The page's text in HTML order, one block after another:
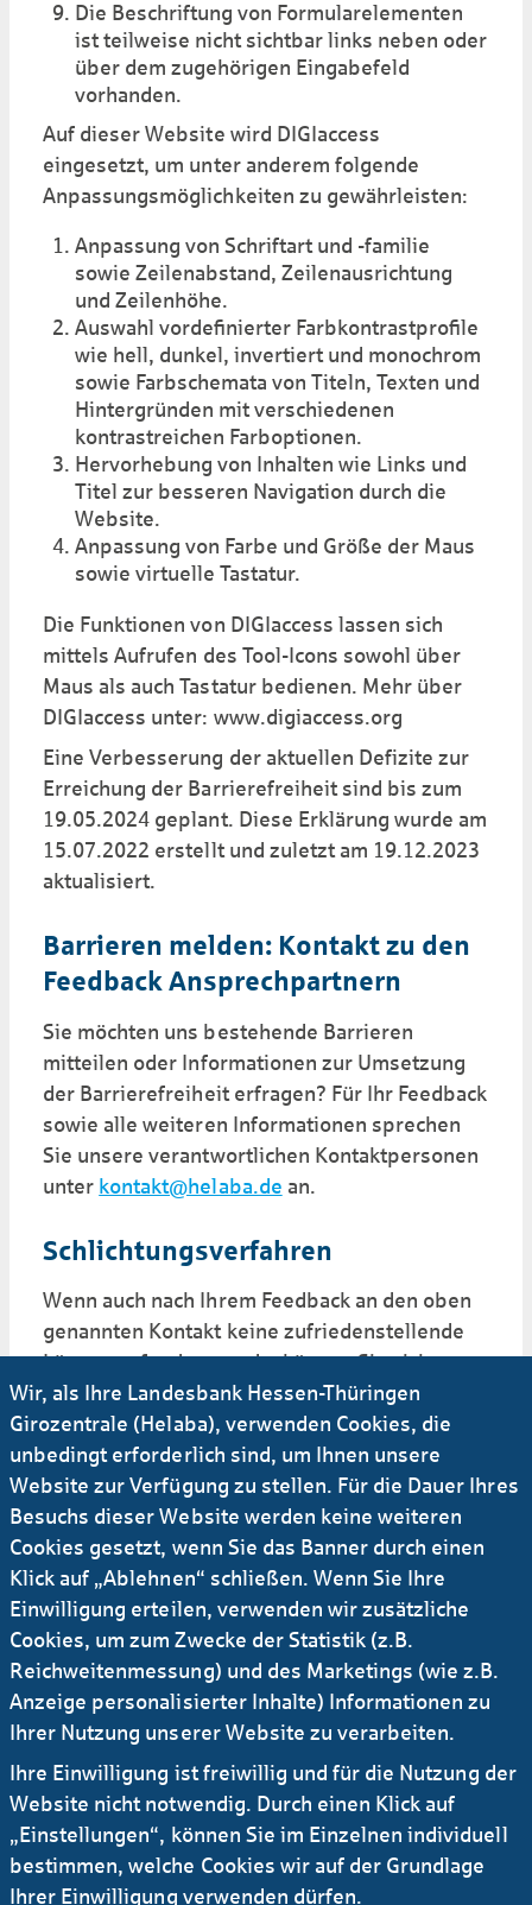
Die Beschriftung von Formularelementen
ist teilweise nicht sichtbar links neben oder
über dem zugehörigen Eingabefeld
vorhanden.
Auf dieser Website wird DIGIaccess
eingesetzt, um unter anderem folgende
Anpassungs­möglichkeiten zu gewährleisten:
Anpassung von Schriftart und -familie
sowie Zeilenabstand, Zeilenausrichtung
und Zeilenhöhe.
Auswahl vordefinierter Farbkontrastprofile
wie hell, dunkel, invertiert und monochrom
sowie Farbschemata von Titeln, Texten und
Hintergründen mit verschiedenen
kontrastreichen Farboptionen.
Hervorhebung von Inhalten wie Links und
Titel zur besseren Navigation durch die
Website.
Anpassung von Farbe und Größe der Maus
sowie virtuelle Tastatur.
Die Funktionen von DIGIaccess lassen sich
mittels Aufrufen des Tool-Icons sowohl über
Maus als auch Tastatur bedienen. Mehr über
DIGIaccess unter: www.digiaccess.org
Eine Verbesserung der aktuellen Defizite zur
Erreichung der Barrierefreiheit sind bis zum
19.05.2024 geplant. Diese Erklärung wurde am
15.07.2022 erstellt und zuletzt am 19.12.2023
aktualisiert.
Barrieren melden: Kontakt zu den
Feedback Ansprechpartnern
Sie möchten uns bestehende Barrieren
mitteilen oder Informationen zur Umsetzung
der Barrierefreiheit erfragen? Für Ihr Feedback
sowie alle weiteren Informationen sprechen
Sie unsere verantwortlichen Kontaktpersonen
unter kontakt@helaba.de an.
Schlichtungsverfahren
Wenn auch nach Ihrem Feedback an den oben
genannten Kontakt keine zufriedenstellende
Lösung gefunden wurde, können Sie sich an
die Schlichtungsstelle nach § 16 BGG wenden.
Die Schlichtungsstelle BGG hat die Aufgabe,
bei Konflikten zum Thema Barrierefreiheit
zwischen Menschen mit Behinderungen und
öffentlichen Stellen des Bundes eine
außergerichtliche Streitbeilegung zu
unterstützen. Das Schlichtungsverfahren ist
kostenlos. Es muss kein Rechtsbeistand
eingeschaltet werden.
Weitere Informationen zum
Schlichtungsverfahren und den Möglichkeiten
www.schlichtungsstelle-bgg.de.
Direkt kontaktieren können Sie die
Schlichtungsstelle BGG unter
info@schlichtungsstelle-bgg.de.
Wir, als Ihre Landesbank Hessen-Thüringen
Girozentrale (Helaba), verwenden Cookies, die
unbedingt erforderlich sind, um Ihnen unsere
Website zur Verfügung zu stellen. Für die Dauer Ihres
Besuchs dieser Website werden keine weiteren
Cookies gesetzt, wenn Sie das Banner durch einen
Klick auf „Ablehnen“ schließen. Wenn Sie Ihre
Einwilligung erteilen, verwenden wir zusätzliche
Cookies, um zum Zwecke der Statistik (z.B.
Reichweitenmessung) und des Marketings (wie z.B.
Anzeige personalisierter Inhalte) Informationen zu
Ihrer Nutzung unserer Website zu verarbeiten.
Ihre Einwilligung ist freiwillig und für die Nutzung der
Website nicht notwendig. Durch einen Klick auf
„Einstellungen“, können Sie im Einzelnen individuell
bestimmen, welche Cookies wir auf der Grundlage
Ihrer Einwilligung verwenden dürfen.